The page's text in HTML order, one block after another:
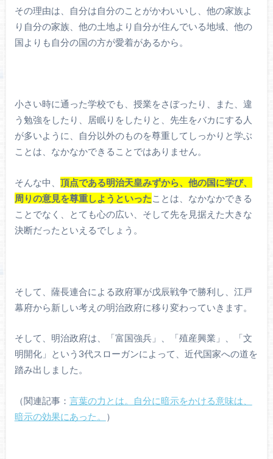
その理由は、自分は自分のことがかわいいし、他の家族よ
り自分の家族、他の土地より自分が住んでいる地域、他の
国よりも自分の国の方が愛着があるから。
小さい時に通った学校でも、授業をさぼったり、また、違
う勉強をしたり、居眠りをしたりと、先生をバカにする人
が多いように、自分以外のものを尊重してしっかりと学ぶ
ことは、なかなかできることではありません。
そんな中、 頂点である明治天皇みずから、他の国に学び、
周りの意見を尊重しようといったことは、なかなかできる
ことでなく、とても心の広い、そして先を見据えた大きな
決断だったといえるでしょう。
そして、薩長連合による政府軍が戊辰戦争で勝利し、江戸
幕府から新しい考えの明治政府に移り変わっていきます。
そして、明治政府は、「富国強兵」、「殖産興業」、「文
明開化」という3代スローガンによって、近代国家への道を
踏み出しました。
（関連記事： 言葉の力とは。自分に暗示をかける意味は、
暗示の効果にあった。
）